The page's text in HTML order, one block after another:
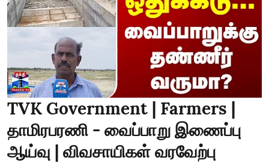
TVK Government | Farmers |
தாமிரபரணி - வைப்பாறு இணைப்பு
ஆய்வு | விவசாயிகள் வரவேற்பு